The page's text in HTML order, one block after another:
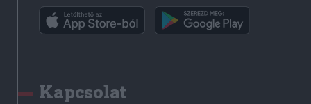
Kapcsolat